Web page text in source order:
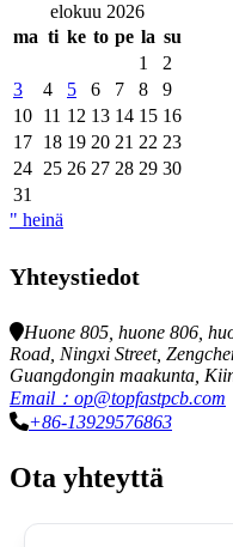
elokuu 2026
ma ti ke to pe la su
1
2
3
4 5 6 7 8
9
10 11 12 13 14 15 16
17 18 19 20 21 22 23
24 25 26 27 28 29 30
31
" heinä
Yhteystiedot
Huone 805, huone 806,
Road, Ningxi Street,
Guangdongin maakunta,
Email：op@topfastpcb.com
+86-13929576863
Ota yhteyttä